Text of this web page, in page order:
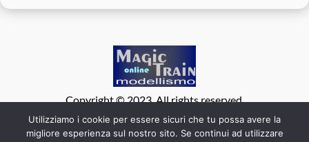
Copyright © 2023. All rights reserved.
Facebook WordPress # Instagram
Utilizziamo i cookie per essere sicuri che tu possa avere la
migliore esperienza sul nostro sito. Se continui ad utilizzare